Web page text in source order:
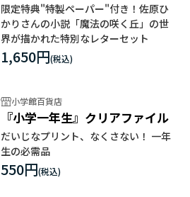
限定特典"特製ペーパー"付き！佐原ひ
かりさんの小説「魔法の咲く丘」の世
界が描かれた特別なレターセット
1,650円
小学館百貨店
『小学一年生』クリアファイル
だいじなプリント、なくさない！ 一年
生の必需品
550円